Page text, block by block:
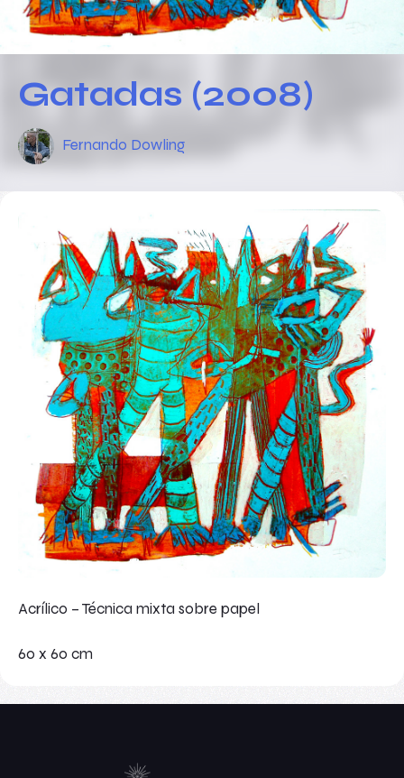
Gatadas (2008)
Fernando Dowling
Acrílico – Técnica mixta sobre papel
60 x 60 cm